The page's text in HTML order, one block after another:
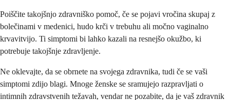
Poiščite takojšnjo zdravniško pomoč, če se pojavi vročina skupaj z
bolečinami v medenici, hudo krči v trebuhu ali močno vaginalno
krvavitvijo. Ti simptomi bi lahko kazali na resnejšo okužbo, ki
potrebuje takojšnje zdravljenje.
Ne oklevajte, da se obrnete na svojega zdravnika, tudi če se vaši
simptomi zdijo blagi. Mnoge ženske se sramujejo razpravljati o
intimnih zdravstvenih težavah, vendar ne pozabite, da je vaš zdravnik